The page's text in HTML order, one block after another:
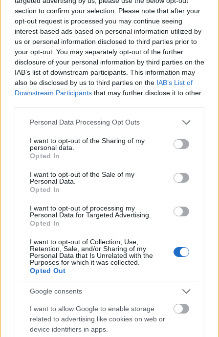
section to confirm your selection. Please note that after your
opt-out request is processed you may continue seeing
interest-based ads based on personal information utilized by
us or personal information disclosed to third parties prior to
your opt-out. You may separately opt-out of the further
disclosure of your personal information by third parties on the
IAB’s list of downstream participants. This information may
also be disclosed by us to third parties on the IAB’s List of
Downstream Participants that may further disclose it to other
Please note that this website/app uses one or more Google
not limited to your visit or usage behaviour. You may click to
grant or deny consent to Google and its third-party tags to
use your data for below specified purposes in below Google
consent section.
Personal Data Processing Opt Outs
I want to opt-out of the Sharing of my
personal data.
Opted In
I want to opt-out of the Sale of my
Personal Data.
Opted In
I want to opt-out of processing my
Personal Data for Targeted Advertising.
Opted In
I want to opt-out of Collection, Use,
Retention, Sale, and/or Sharing of my
Personal Data that Is Unrelated with the
Purposes for which it was collected.
Opted Out
Google consents
I want to allow Google to enable storage
related to advertising like cookies on web or
device identifiers in apps.
rejtette el. A papok észre sem vették volna,
ha nem szerzett volna tudomást a dologról
néhány más fiatal is, akik aztán maguk is jól
lerészegedtek. „Akkor buktak le, mikor
végigtámolyogtak az utcán" – emlékszik még
ma is pontosan a történtekre a volt
iskolatárs.
állt, hogy örülnének neki, ha a jövőben távol
katolikus egyház tehát eltanácsolta, a
szcientológiának pedig önként fordított
Holmest visszaszerezze. A szektához való
tartozása ugyanis egyik oka volt
Tom Cruise Lavór